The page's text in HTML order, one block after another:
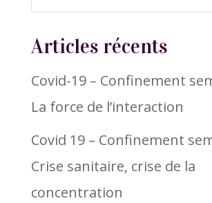
Articles récents
Covid-19 – Confinement
La force de l’interaction
Covid 19 – Confinement
Crise sanitaire, crise de la
concentration